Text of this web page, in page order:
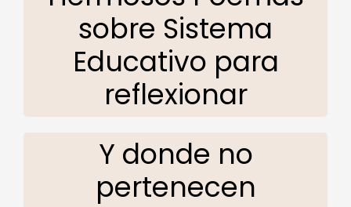
sobre Sistema
Educativo para
reflexionar
Y donde no
pertenecen